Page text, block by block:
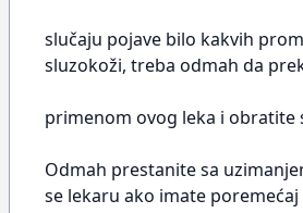
slučaju pojave bilo kakvih
sluzokoži, treba odmah da
primenom ovog leka i obratite
Odmah prestanite sa
se lekaru ako imate